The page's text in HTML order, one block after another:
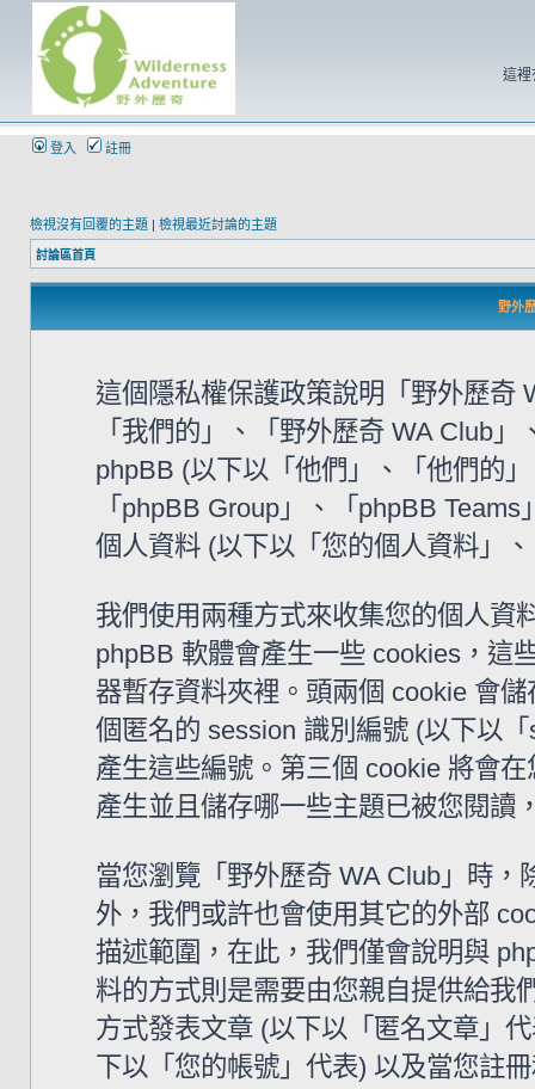
這裡
登入 註冊
檢視沒有回覆的主題 | 檢視最近討論的主題
討論區首頁
野外
這個隱私權保護政策說明「野外歷奇
「我們的」、「野外歷奇 WA Club
phpBB (以下以「他們」、「他們的
「phpBB Group」、「phpBB
個人資料 (以下以「您的個人資料」
我們使用兩種方式來收集您的個人資
phpBB 軟體會產生一些 cookies，這
器暫存資料夾裡。頭兩個 cookie 會
個匿名的 session 識別編號 (以下以
產生這些編號。第三個 cookie 將會
產生並且儲存哪一些主題已被您閱讀
當您瀏覽「野外歷奇 WA Club」時
外，我們或許也會使用其它的外部
描述範圍，在此，我們僅會說明與
料的方式則是需要由您親自提供給我
方式發表文章 (以下以「匿名文章」
下以「您的帳號」代表) 以及當您註